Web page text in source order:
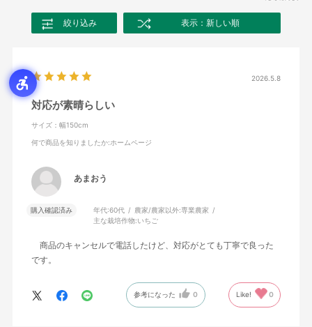
絞り込み 表示：新しい順
2026.5.8
対応が素晴らしい
サイズ：幅150cm
何で商品を知りましたか:ホームページ
あまおう
購入確認済み 年代:60代 農家/農家以外:専業農家
主な栽培作物:いちご
商品のキャンセルで電話したけど、対応がとても丁寧で良った
です。
参考になった 0 Like! 0